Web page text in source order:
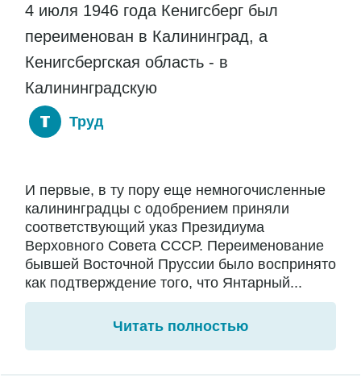
4 июля 1946 года Кенигсберг был
переименован в Калининград, а
Кенигсбергская область - в
Калининградскую
Труд
И первые, в ту пору еще немногочисленные
калининградцы с одобрением приняли
соответствующий указ Президиума
Верховного Совета СССР. Переименование
бывшей Восточной Пруссии было воспринято
как подтверждение того, что Янтарный...
Читать полностью